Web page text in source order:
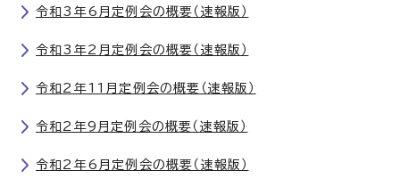
令和3年6月定例会の概要（速報版）
令和3年2月定例会の概要（速報版）
令和2年11月定例会の概要（速報版）
令和2年9月定例会の概要（速報版）
令和2年6月定例会の概要（速報版）